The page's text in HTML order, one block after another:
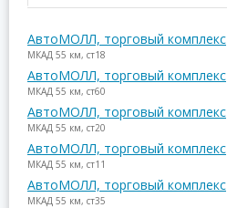
АвтоМОЛЛ, торговый комплекс
МКАД 55 км, ст18
АвтоМОЛЛ, торговый комплекс
МКАД 55 км, ст60
АвтоМОЛЛ, торговый комплекс
МКАД 55 км, ст20
АвтоМОЛЛ, торговый комплекс
МКАД 55 км, ст11
АвтоМОЛЛ, торговый комплекс
МКАД 55 км, ст35